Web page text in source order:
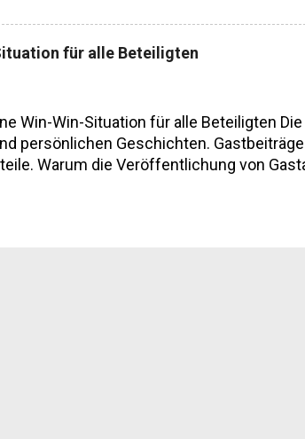
fein das läuft. Kein Stress. Kein
...
für alle Beteiligten
Win-Win-Situation für alle Beteiligten
persönlichen Geschichten.
Warum die Veröffentlichung von
Sie erhalten: Vielfältige Perspektiven
von mehreren Aspekten profitieren: